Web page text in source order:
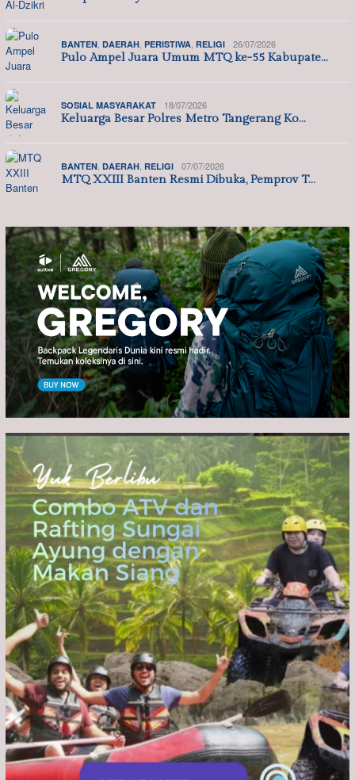
BANTEN DAERAH PERISTIWA RELIGI 26/07/2026
Pulo Ampel Juara Umum MTQ ke-55 Kabupate…
SOSIAL MASYARAKAT 18/07/2026
Keluarga Besar Polres Metro Tangerang Ko…
BANTEN DAERAH RELIGI 07/07/2026
MTQ XXIII Banten Resmi Dibuka, Pemprov T…